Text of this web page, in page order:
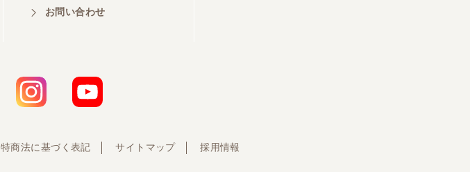
お問い合わせ
特商法に基づく表記 サイトマップ 採用情報